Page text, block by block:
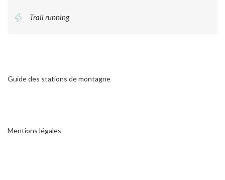
Trail running
Guide des stations de montagne
Mentions légales